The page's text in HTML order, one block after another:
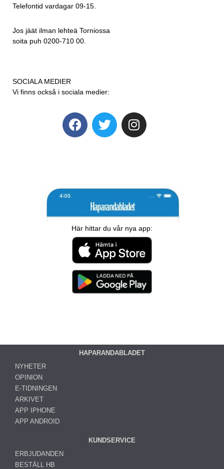
Telefontid vardagar 09-15.
Jos jäät ilman lehteä Torniossa
soita puh 0200-710 00.
SOCIALA MEDIER
Vi finns också i sociala medier:
Här hittar du vår nya app:
HAPARANDABLADET
NYHETER
OPINION
E-TIDNINGEN
ARKIVET
APP IPHONE
APP ANDROID
KUNDSERVICE
ERBJUDANDEN
BESTÄLL HB